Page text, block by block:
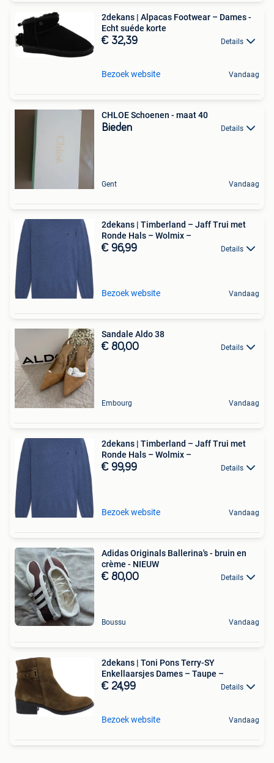
2dekans | Alpacas Footwear – Dames -
Echt suéde korte
€ 32,39 Details
Bezoek website Vandaag
CHLOE Schoenen - maat 40
Bieden Details
Gent Vandaag
2dekans | Timberland – Jaff Trui met
Ronde Hals – Wolmix –
€ 96,99 Details
Bezoek website Vandaag
Sandale Aldo 38
€ 80,00 Details
Embourg Vandaag
2dekans | Timberland – Jaff Trui met
Ronde Hals – Wolmix –
€ 99,99 Details
Bezoek website Vandaag
Adidas Originals Ballerina's - bruin en
crème - NIEUW
€ 80,00 Details
Boussu Vandaag
2dekans | Toni Pons Terry-SY
Enkellaarsjes Dames – Taupe –
€ 24,99 Details
Bezoek website Vandaag